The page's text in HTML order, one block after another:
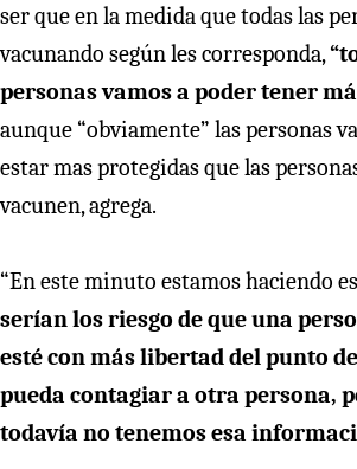
ser que en la medida que todas las
vacunando según les corresponda,
personas vamos a poder tener
aunque “obviamente” las personas
estar mas protegidas que las
vacunen, agrega.
“En este minuto estamos haciendo
serían los riesgo de que una
esté con más libertad del punto
pueda contagiar a otra persona,
todavía no tenemos esa